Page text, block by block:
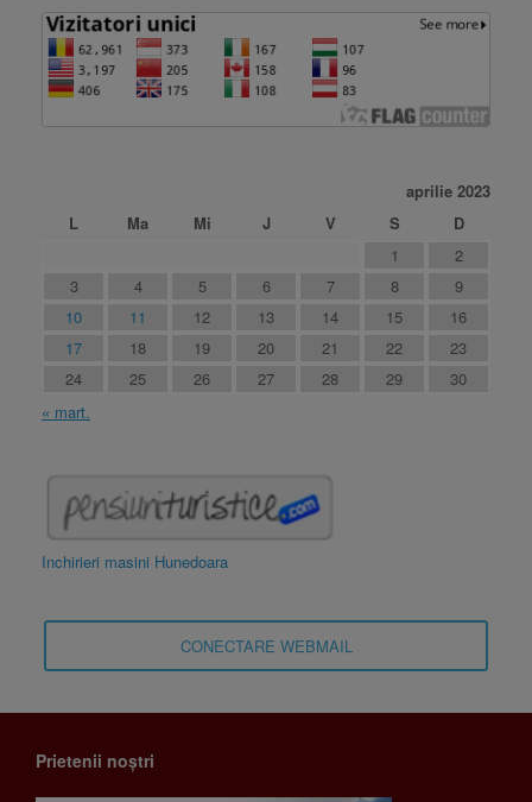
aprilie 2023
L
Ma Mi J V S
D
1
2
3
4 5 6 7 8
9
10
11 12 13 14 15
16
17
18 19 20 21 22
23
24
25 26 27 28 29
30
« mart.
Inchirieri masini Hunedoara
CONECTARE WEBMAIL
Prietenii noștri